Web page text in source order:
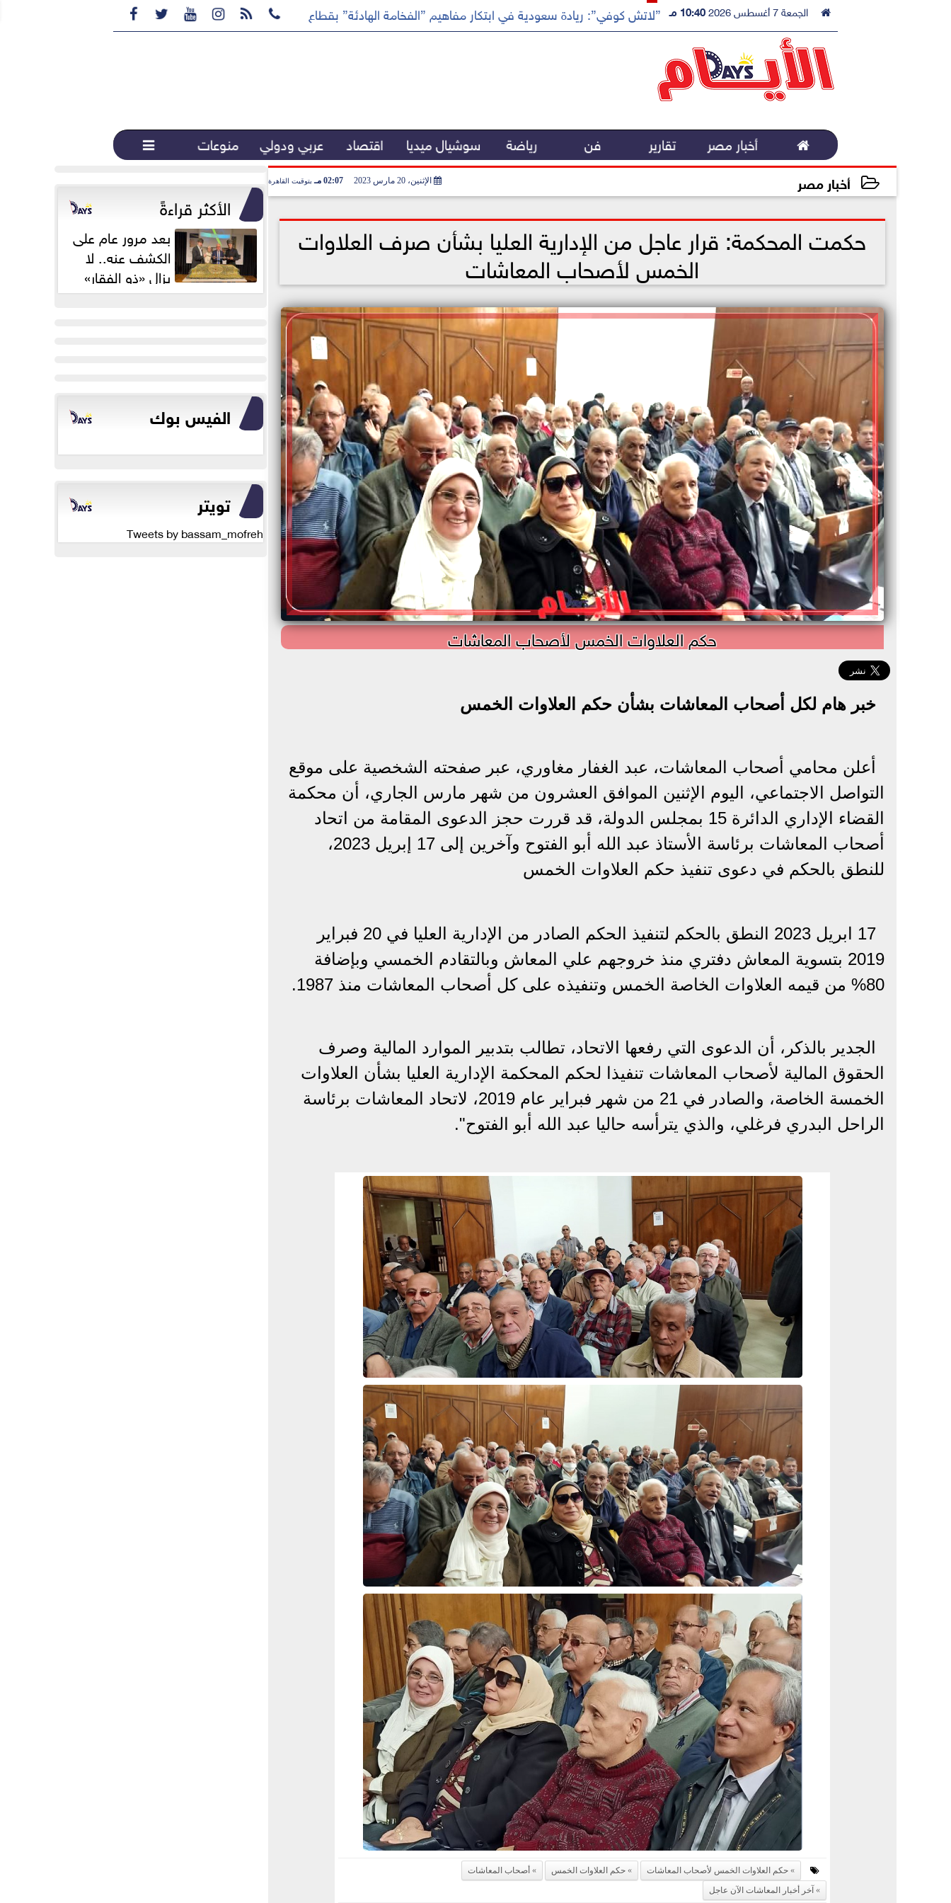
       الجمعة 7 أغسطس 2026 10:40 مـ ”لاتش كوفي”: ريادة سعودية في ابتكار مفاهيم ”الفخامة الهادئة” بقطاع القهوة المختصة...
 أخبار مصر تقارير فن رياضة سوشيال ميديا اقتصاد عربي ودولي منوعات 
أخبار مصر الإثنين، 20 مارس 2023 02:07 مـ بتوقيت القاهرة
حكمت المحكمة: قرار عاجل من الإدارية العليا بشأن صرف العلاوات
الخمس لأصحاب المعاشات
حكم العلاوات الخمس لأصحاب المعاشات
خبر هام لكل أصحاب المعاشات بشأن حكم العلاوات الخمس
أعلن محامي أصحاب المعاشات، عبد الغفار مغاوري، عبر صفحته الشخصية على موقع
التواصل الاجتماعي، اليوم الإثنين الموافق العشرون من شهر مارس الجاري، أن محكمة
القضاء الإداري الدائرة 15 بمجلس الدولة، قد قررت حجز الدعوى المقامة من اتحاد
أصحاب المعاشات برئاسة الأستاذ عبد الله أبو الفتوح وآخرين إلى 17 إبريل 2023،
للنطق بالحكم في دعوى تنفيذ حكم العلاوات الخمس
17 ابريل 2023 النطق بالحكم لتنفيذ الحكم الصادر من الإدارية العليا في 20 فبراير
2019 بتسوية المعاش دفتري منذ خروجهم علي المعاش وبالتقادم الخمسي وبإضافة
80% من قيمه العلاوات الخاصة الخمس وتنفيذه على كل أصحاب المعاشات منذ 1987.
الجدير بالذكر، أن الدعوى التي رفعها الاتحاد، تطالب بتدبير الموارد المالية وصرف
الحقوق المالية لأصحاب المعاشات تنفيذا لحكم المحكمة الإدارية العليا بشأن العلاوات
الخمسة الخاصة، والصادر في 21 من شهر فبراير عام 2019، لاتحاد المعاشات برئاسة
الراحل البدري فرغلي، والذي يترأسه حاليا عبد الله أبو الفتوح".
حكم العلاوات الخمس لأصحاب المعاشات حكم العلاوات الخمس
أصحاب المعاشات
آخر أخبار المعاشات الآن عاجل
الأكثر قراءةً
بعد مرور عام على
الكشف عنه.. لا
يزال «ذو الفقار»
محور اهتمام...
الفيس بوك
تويتر
Tweets by bassam_mofreh